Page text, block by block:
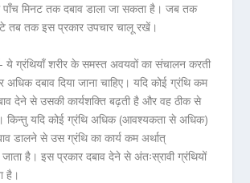
पाँच मिनट तक दबाव डाला जा सकता है। जब तक
तब तक इस प्रकार उपचार चालू रखें।
ये ग्रंथियाँ शरीर के समस्त अवयवों का संचालन करती
दबाव दिया जाना चाहिए। यदि कोई ग्रंथि कम
देने से उसकी कार्यशक्ति बढ़ती है और वह ठीक से
किन्तु यदि कोई ग्रंथि अधिक (आवश्यकता से अधिक)
डालने से उस ग्रंथि का कार्य कम अर्थात्
है। इस प्रकार दबाव देने से अंतःस्रावी ग्रंथियों
है।